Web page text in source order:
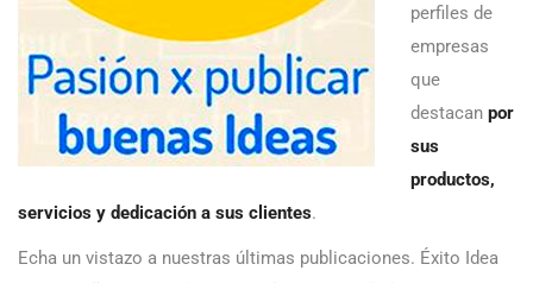
perfiles de
empresas
que
destacan por
sus
productos,
servicios y dedicación a sus clientes.
Echa un vistazo a nuestras últimas publicaciones. Éxito Idea